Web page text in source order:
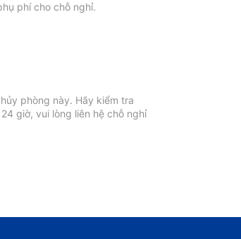
phí cho chỗ nghỉ.
phòng này. Hãy kiểm tra
giờ, vui lòng liên hệ chỗ nghỉ